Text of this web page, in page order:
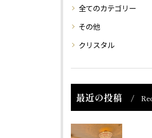
全てのカテゴリー
その他
クリスタル
最近の投稿